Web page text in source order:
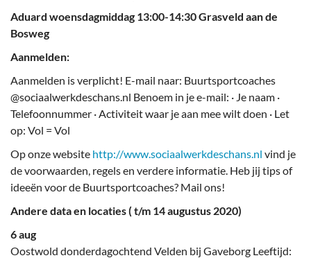
Aduard woensdagmiddag 13:00-14:30 Grasveld aan de
Bosweg
Aanmelden:
Aanmelden is verplicht! E-mail naar: Buurtsportcoaches
@sociaalwerkdeschans.nl Benoem in je e-mail: · Je naam ·
Telefoonnummer · Activiteit waar je aan mee wilt doen · Let
op: Vol = Vol
Op onze website http://www.sociaalwerkdeschans.nl vind je
de voorwaarden, regels en verdere informatie. Heb jij tips of
ideeën voor de Buurtsportcoaches? Mail ons!
Andere data en locaties ( t/m 14 augustus 2020)
6 aug
Oostwold donderdagochtend Velden bij Gaveborg Leeftijd: